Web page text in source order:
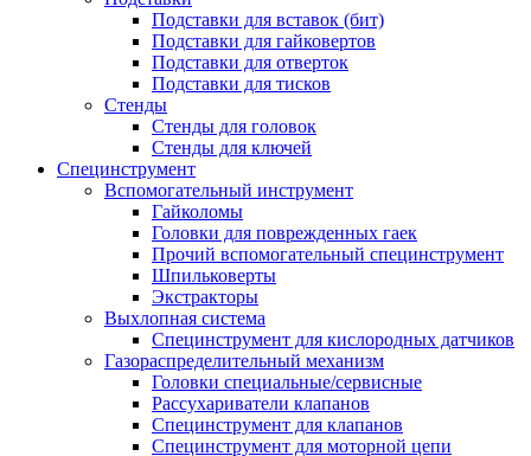
Подставки для вставок (бит)
Подставки для гайковертов
Подставки для отверток
Подставки для тисков
Стенды
Стенды для головок
Стенды для ключей
Специнструмент
Вспомогательный инструмент
Гайколомы
Головки для поврежденных гаек
Прочий вспомогательный специнструмент
Шпильковерты
Экстракторы
Выхлопная система
Специнструмент для кислородных датчиков
Газораспределительный механизм
Головки специальные/сервисные
Рассухариватели клапанов
Специнструмент для клапанов
Специнструмент для моторной цепи